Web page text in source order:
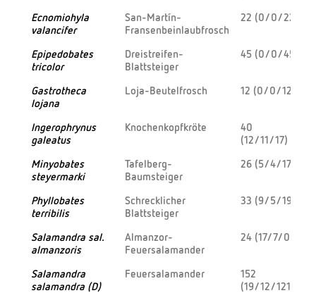
Ecnomiohyla
valancifer
San-Martín-
Fransenbeinlaubfrosch
22 (0/0/22)
Epipedobates
tricolor
Dreistreifen-
Blattsteiger
45 (0/0/45)
Gastrotheca
lojana
Loja-Beutelfrosch 12 (0/0/12)
Ingerophrynus
galeatus
Knochenkopfkröte
40
(12/11/17)
Minyobates
steyermarki
Tafelberg-
Baumsteiger
26 (5/4/17)
Phyllobates
terribilis
Schrecklicher
Blattsteiger
33 (9/5/19)
Salamandra sal.
almanzoris
Almanzor-
Feuersalamander
24 (17/7/0)
Salamandra
salamandra (D)
Feuersalamander
152
(19/12/121)